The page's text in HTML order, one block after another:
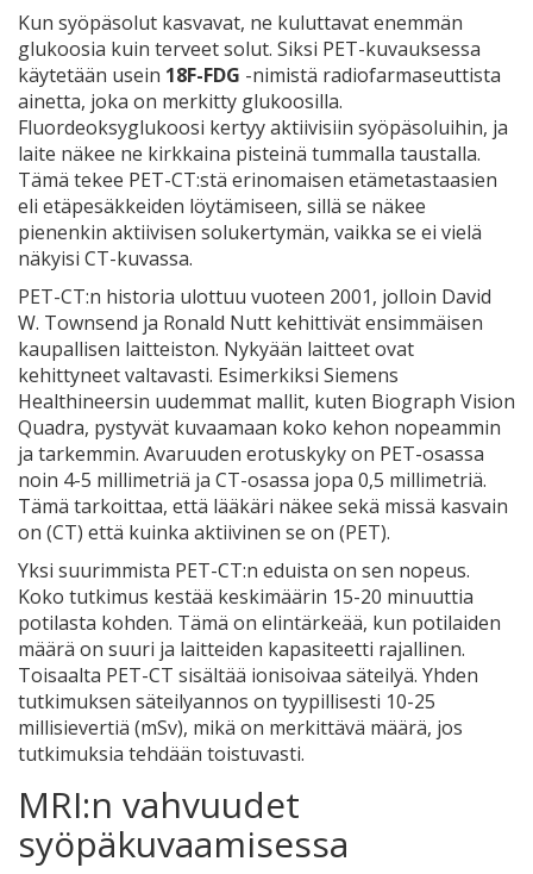
Kun syöpäsolut kasvavat, ne kuluttavat enemmän
glukoosia kuin terveet solut. Siksi PET-kuvauksessa
käytetään usein 18F-FDG -nimistä radiofarmaseuttista
ainetta, joka on merkitty glukoosilla.
Fluordeoksyglukoosi kertyy aktiivisiin syöpäsoluihin, ja
laite näkee ne kirkkaina pisteinä tummalla taustalla.
Tämä tekee PET-CT:stä erinomaisen etämetastaasien
eli etäpesäkkeiden löytämiseen, sillä se näkee
pienenkin aktiivisen solukertymän, vaikka se ei vielä
näkyisi CT-kuvassa.
PET-CT:n historia ulottuu vuoteen 2001, jolloin David
W. Townsend ja Ronald Nutt kehittivät ensimmäisen
kaupallisen laitteiston. Nykyään laitteet ovat
kehittyneet valtavasti. Esimerkiksi Siemens
Healthineersin uudemmat mallit, kuten Biograph Vision
Quadra, pystyvät kuvaamaan koko kehon nopeammin
ja tarkemmin. Avaruuden erotuskyky on PET-osassa
noin 4-5 millimetriä ja CT-osassa jopa 0,5 millimetriä.
Tämä tarkoittaa, että lääkäri näkee sekä missä kasvain
on (CT) että kuinka aktiivinen se on (PET).
Yksi suurimmista PET-CT:n eduista on sen nopeus.
Koko tutkimus kestää keskimäärin 15-20 minuuttia
potilasta kohden. Tämä on elintärkeää, kun potilaiden
määrä on suuri ja laitteiden kapasiteetti rajallinen.
Toisaalta PET-CT sisältää ionisoivaa säteilyä. Yhden
tutkimuksen säteilyannos on tyypillisesti 10-25
millisievertiä (mSv), mikä on merkittävä määrä, jos
tutkimuksia tehdään toistuvasti.
MRI:n vahvuudet
syöpäkuvaamisessa